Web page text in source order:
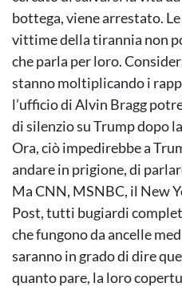
bottega, viene arrestato.
vittime della tirannia non
che parla per loro.
stanno moltiplicando i
l’ufficio di Alvin Bragg
di silenzio su Trump dopo
Ora, ciò impedirebbe a
andare in prigione, di
Ma CNN, MSNBC, il New
Post, tutti bugiardi
che fungono da ancelle
saranno in grado di dire
quanto pare, la loro